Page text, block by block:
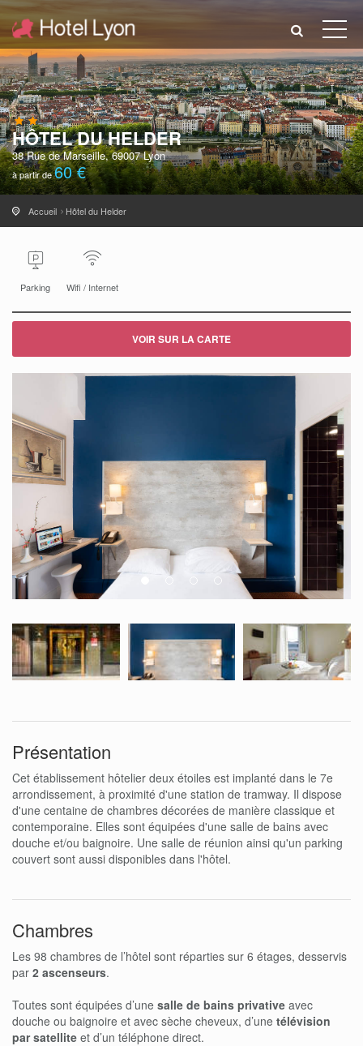
HÔTEL DU HELDER
38 Rue de Marseille, 69007 Lyon
à partir de60 €
Accueil Hôtel du Helder
Parking Wifi / Internet
VOIR SUR LA CARTE
Présentation
Cet établissement hôtelier deux étoiles est implanté dans le 7e
arrondissement, à proximité d'une station de tramway. Il dispose
d'une centaine de chambres décorées de manière classique et
contemporaine. Elles sont équipées d'une salle de bains avec
douche et/ou baignoire. Une salle de réunion ainsi qu'un parking
couvert sont aussi disponibles dans l'hôtel.
Chambres
Les 98 chambres de l’hôtel sont réparties sur 6 étages, desservis
par 2 ascenseurs.
Toutes sont équipées d’une salle de bains privative avec
douche ou baignoire et avec sèche cheveux, d’une télévision
par satellite et d’un téléphone direct.